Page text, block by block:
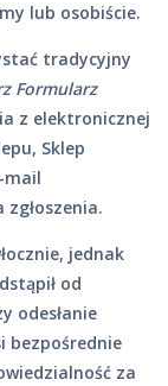
lub osobiście.
tradycyjny
Formularz
z elektronicznej
Sklep
mail
jednak
od
odesłanie
bezpośrednie
za